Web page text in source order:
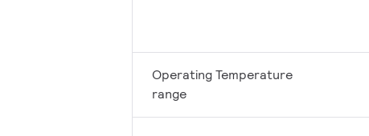
Operating Temperature
range